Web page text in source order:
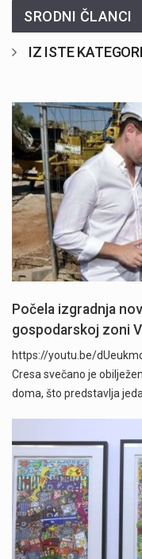
SRODNI ČLANCI
IZ ISTE
Počela izgradnja
gospodarskoj zoni
https://youtu.be/
Cresa svečano je
doma, što predstavlja